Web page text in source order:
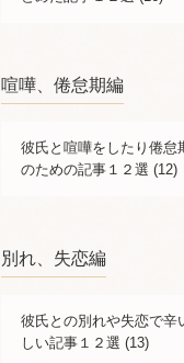
喧嘩、倦怠期編
彼氏と喧嘩をしたり倦怠
のための記事１２選 (12)
別れ、失恋編
彼氏との別れや失恋で辛
しい記事１２選 (13)